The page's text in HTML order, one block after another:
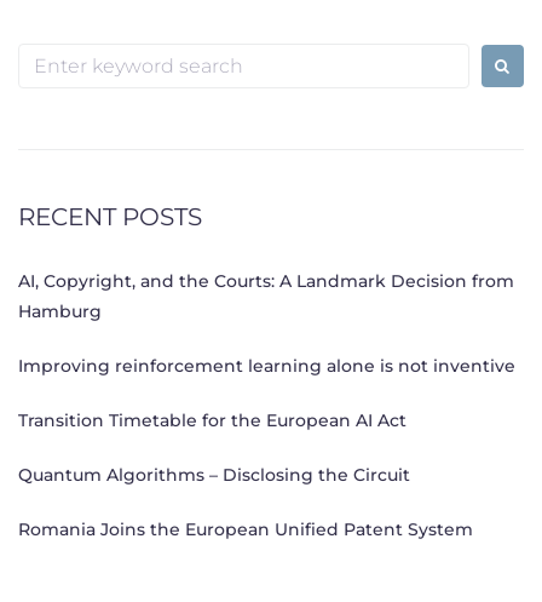
Search
RECENT POSTS
AI, Copyright, and the Courts: A Landmark Decision from
Hamburg
Improving reinforcement learning alone is not inventive
Transition Timetable for the European AI Act
Quantum Algorithms – Disclosing the Circuit
Romania Joins the European Unified Patent System